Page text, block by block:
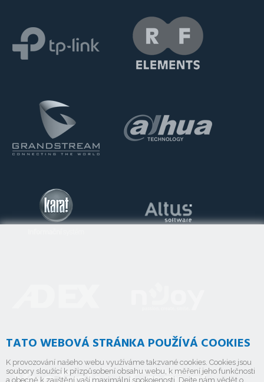
TATO WEBOVÁ STRÁNKA POUŽÍVÁ COOKIES
K provozování našeho webu využíváme takzvané cookies. Cookies jsou
soubory sloužící k přizpůsobení obsahu webu, k měření jeho funkčnosti
a obecně k zajištění vaší maximální spokojenosti. Dejte nám vědět o